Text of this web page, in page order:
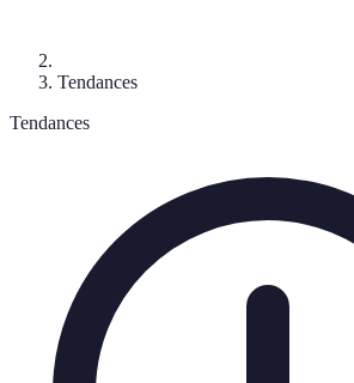
Tendances
Tendances